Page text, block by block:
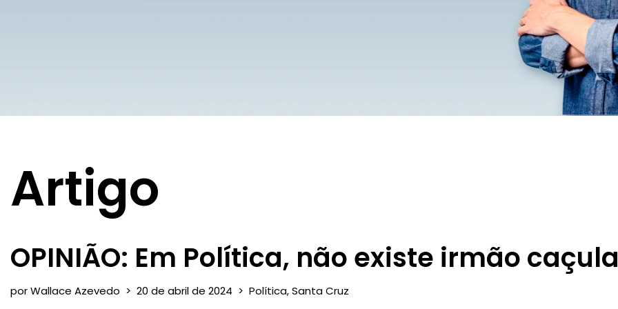
Artigo
OPINIÃO: Em Política, não existe irmão
porWallace Azevedo 20 de abril de 2024 Política,Santa Cruz